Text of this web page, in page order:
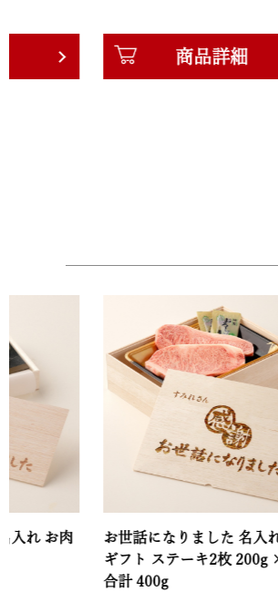
商品詳細
お世話になりました 名入れ お肉
ギフト ステーキ2枚 200g × 2枚
合計 400g